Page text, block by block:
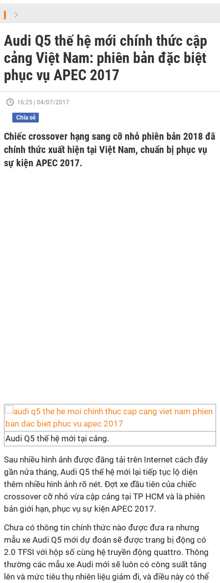
Audi Q5 thế hệ mới chính thức cập
cảng Việt Nam: phiên bản đặc biệt
phục vụ APEC 2017
16:25 | 04/07/2017
Chia sẻ
Chiếc crossover hạng sang cỡ nhỏ phiên bản 2018 đã
chính thức xuất hiện tại Việt Nam, chuẩn bị phục vụ
sự kiện APEC 2017.
Audi Q5 thế hệ mới tại cảng.
Sau nhiều hình ảnh được đăng tải trên Internet cách đây
gần nửa tháng, Audi Q5 thế hệ mới lại tiếp tục lộ diện
thêm nhiều hình ảnh rõ nét. Đợt xe đầu tiên của chiếc
crossover cỡ nhỏ vừa cập cảng tại TP HCM và là phiên
bản giới hạn, phục vụ sự kiện APEC 2017.
Chưa có thông tin chính thức nào được đưa ra nhưng
mẫu xe Audi Q5 mới dự đoán sẽ được trang bị động có
2.0 TFSI với hộp số cùng hệ truyền động quattro. Thông
thường các mẫu xe Audi mới sẽ luôn có công suất tăng
lên và mức tiêu thụ nhiên liệu giảm đi, và điều này có thể